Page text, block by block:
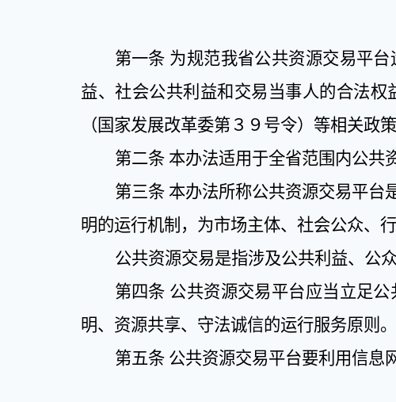
第一条 为规范我省公共资源交易平
益、社会公共利益和交易当事人的合法权
（国家发展改革委第３９号令）等相关政
第二条 本办法适用于全省范围内公共
第三条 本办法所称公共资源交易平台
明的运行机制，为市场主体、社会公众、
公共资源交易是指涉及公共利益、公
第四条 公共资源交易平台应当立足
明、资源共享、守法诚信的运行服务原则。
第五条 公共资源交易平台要利用信息